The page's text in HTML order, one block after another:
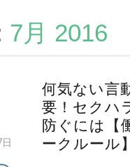
7月 2016
何気ない言
要！セクハ
防ぐには【
ークルール】